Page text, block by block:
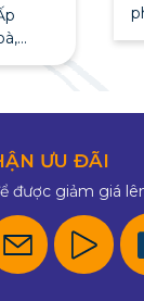
ƯU ĐÃI
được giảm giá